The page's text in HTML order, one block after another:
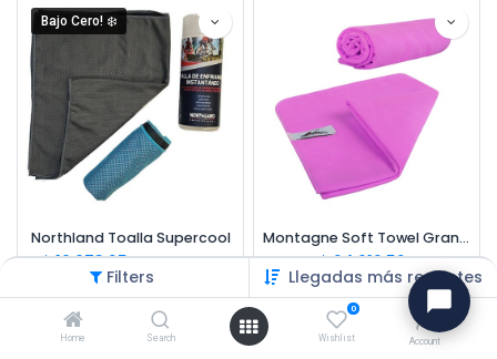
Filters Llegadas más recientes
Home Search
0
Wishlist Account
Bajo Cero! ❄️
Northland Toalla Supercool
$10.073,25 $16.788,75
Montagne Soft Towel Grande
$24.012,52